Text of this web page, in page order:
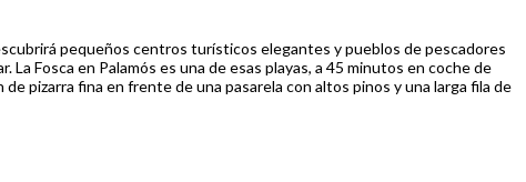
pequeños centros turísticos elegantes y pueblos de pescadores
Fosca en Palamós es una de esas playas, a 45 minutos en coche de
pizarra fina en frente de una pasarela con altos pinos y una larga fila de